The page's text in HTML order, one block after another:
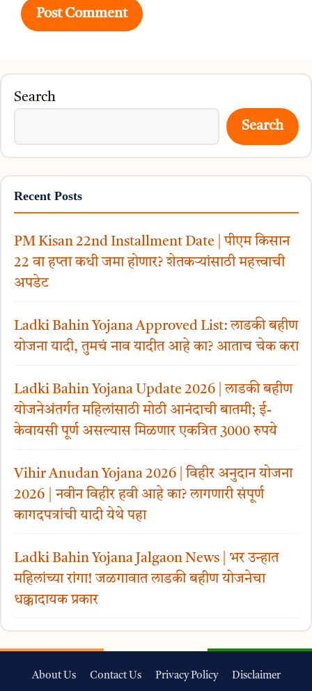
Search
Search
Recent Posts
PM Kisan 22nd Installment Date | पीएम किसान
22 वा हप्ता कधी जमा होणार? शेतकऱ्यांसाठी महत्त्वाची
अपडेट
Ladki Bahin Yojana Approved List: लाडकी बहीण
योजना यादी, तुमचं नाव यादीत आहे का? आताच चेक करा
Ladki Bahin Yojana Update 2026 | लाडकी बहीण
योजनेअंतर्गत महिलांसाठी मोठी आनंदाची बातमी; ई-
केवायसी पूर्ण असल्यास मिळणार एकत्रित 3000 रुपये
Vihir Anudan Yojana 2026 | विहीर अनुदान योजना
2026 | नवीन विहीर हवी आहे का? लागणारी संपूर्ण
कागदपत्रांची यादी येथे पहा
Ladki Bahin Yojana Jalgaon News | भर उन्हात
महिलांच्या रांगा! जळगावात लाडकी बहीण योजनेचा
धक्कादायक प्रकार
About Us Contact Us Privacy Policy Disclaimer